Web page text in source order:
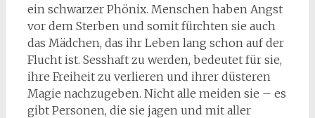
ein schwarzer Phönix. Menschen haben Angst
vor dem Sterben und somit fürchten sie auch
das Mädchen, das ihr Leben lang schon auf der
Flucht ist. Sesshaft zu werden, bedeutet für sie,
ihre Freiheit zu verlieren und ihrer düsteren
Magie nachzugeben. Nicht alle meiden sie – es
gibt Personen, die sie jagen und mit aller